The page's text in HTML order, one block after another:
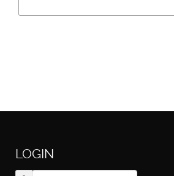
Primeiro autentique-se...
LOGIN